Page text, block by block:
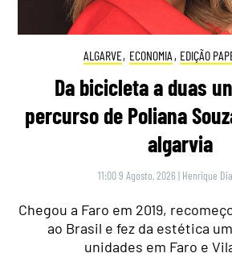
ALGARVE, ECONOMIA , EDIÇÃO
Da bicicleta a duas
percurso de Poliana
algarvia
11:00 9 Agosto, 2026 | Henrique
Chegou a Faro em 2019,
ao Brasil e fez da estética
unidades em Faro e